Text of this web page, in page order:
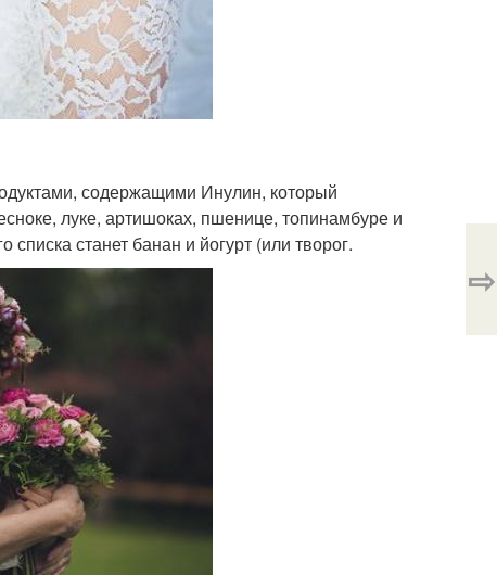
содержащими Инулин, который
луке, артишоках, пшенице, топинамбуре и
станет банан и йогурт (или творог.
⇨